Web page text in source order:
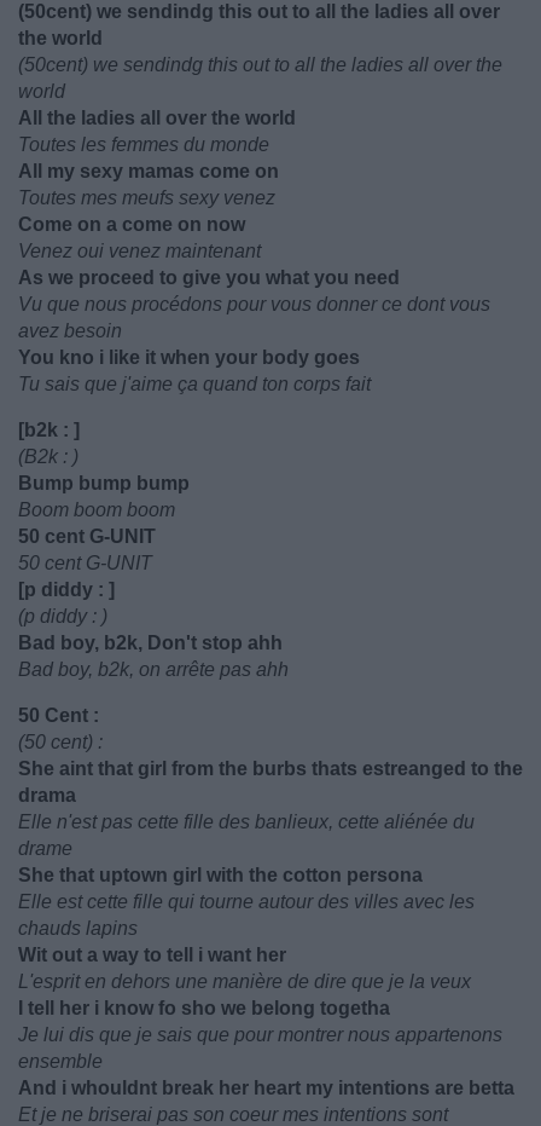
(50cent) we sendindg this out to all the ladies all over
the world
(50cent) we sendindg this out to all the ladies all over the
world
All the ladies all over the world
Toutes les femmes du monde
All my sexy mamas come on
Toutes mes meufs sexy venez
Come on a come on now
Venez oui venez maintenant
As we proceed to give you what you need
Vu que nous procédons pour vous donner ce dont vous
avez besoin
You kno i like it when your body goes
Tu sais que j'aime ça quand ton corps fait
[b2k : ]
(B2k : )
Bump bump bump
Boom boom boom
50 cent G-UNIT
50 cent G-UNIT
[p diddy : ]
(p diddy : )
Bad boy, b2k, Don't stop ahh
Bad boy, b2k, on arrête pas ahh
50 Cent :
(50 cent) :
She aint that girl from the burbs thats estreanged to the
drama
Elle n'est pas cette fille des banlieux, cette aliénée du
drame
She that uptown girl with the cotton persona
Elle est cette fille qui tourne autour des villes avec les
chauds lapins
Wit out a way to tell i want her
L'esprit en dehors une manière de dire que je la veux
I tell her i know fo sho we belong togetha
Je lui dis que je sais que pour montrer nous appartenons
ensemble
And i whouldnt break her heart my intentions are betta
Et je ne briserai pas son coeur mes intentions sont